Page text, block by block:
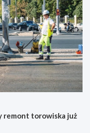
remont torowiska już